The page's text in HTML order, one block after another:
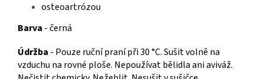
osteoartrózou
Barva - černá
Údržba - Pouze ruční praní při 30 °C. Sušit volně na
vzduchu na rovné ploše. Nepoužívat bělidla ani aviváž.